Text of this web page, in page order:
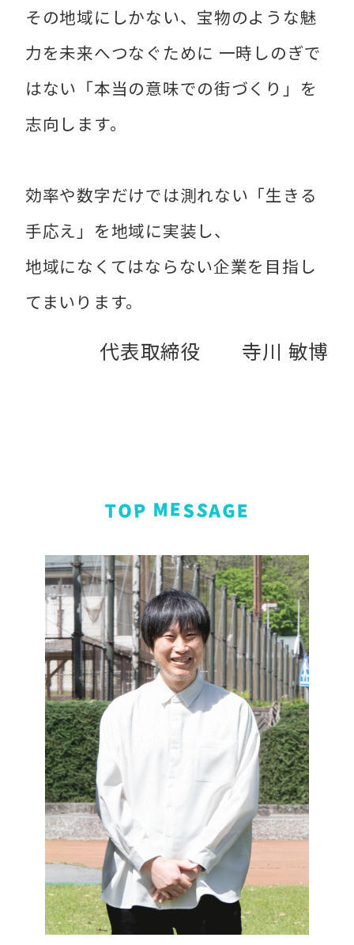
その地域にしかない、宝物のような魅
力を未来へつなぐために 一時しのぎで
はない「本当の意味での街づくり」を
志向します。
効率や数字だけでは測れない「生きる
手応え」を地域に実装し、
地域になくてはならない企業を目指し
てまいります。
代表取締役 寺川 敏博